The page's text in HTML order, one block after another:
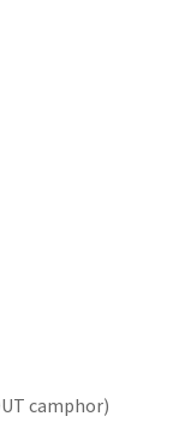
camphor)